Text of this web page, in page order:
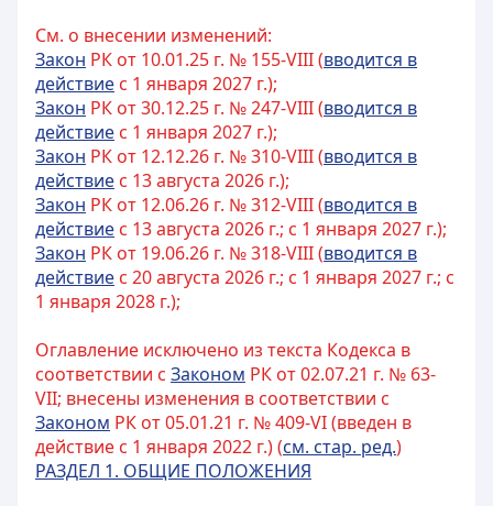
См. о внесении изменений:
Закон РК от 10.01.25 г. № 155-VIII (вводится в
действие с 1 января 2027 г.);
Закон РК от 30.12.25 г. № 247-VIII (вводится в
действие с 1 января 2027 г.);
Закон РК от 12.12.26 г. № 310-VIII (вводится в
действие с 13 августа 2026 г.);
Закон РК от 12.06.26 г. № 312-VIII (вводится в
действие с 13 августа 2026 г.; с 1 января 2027 г.);
Закон РК от 19.06.26 г. № 318-VIII (вводится в
действие с 20 августа 2026 г.; с 1 января 2027 г.; с
1 января 2028 г.);
Оглавление исключено из текста Кодекса в
соответствии с Законом РК от 02.07.21 г. № 63-
VII; внесены изменения в соответствии с
Законом РК от 05.01.21 г. № 409-VI (введен в
действие с 1 января 2022 г.) (см. стар. ред.)
РАЗДЕЛ 1. ОБЩИЕ ПОЛОЖЕНИЯ